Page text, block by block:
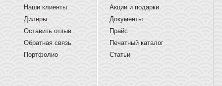
Наши клиенты
Дилеры
Оставить отзыв
Обратная связь
Портфолио
Акции и подарки
Документы
Прайс
Печатный каталог
Статьи